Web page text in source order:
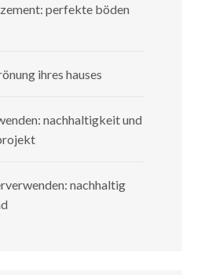
perfekte böden
ihres hauses
nachhaltigkeit und
nachhaltig